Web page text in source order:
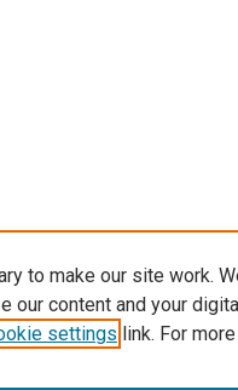
to make our site work.
our content and your
settings link. For